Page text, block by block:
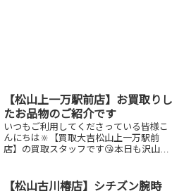
【松山上一万駅前店】お買取りし
たお品物のご紹介です
いつもご利用してくださっている皆様こ
んにちは🔆【買取大吉松山上一万駅前
店】の買取スタッフです😘本日も沢山の
ルーフ銀貨 グッチ ショルダーバッ
【松山古川椿店】シチズン腕時